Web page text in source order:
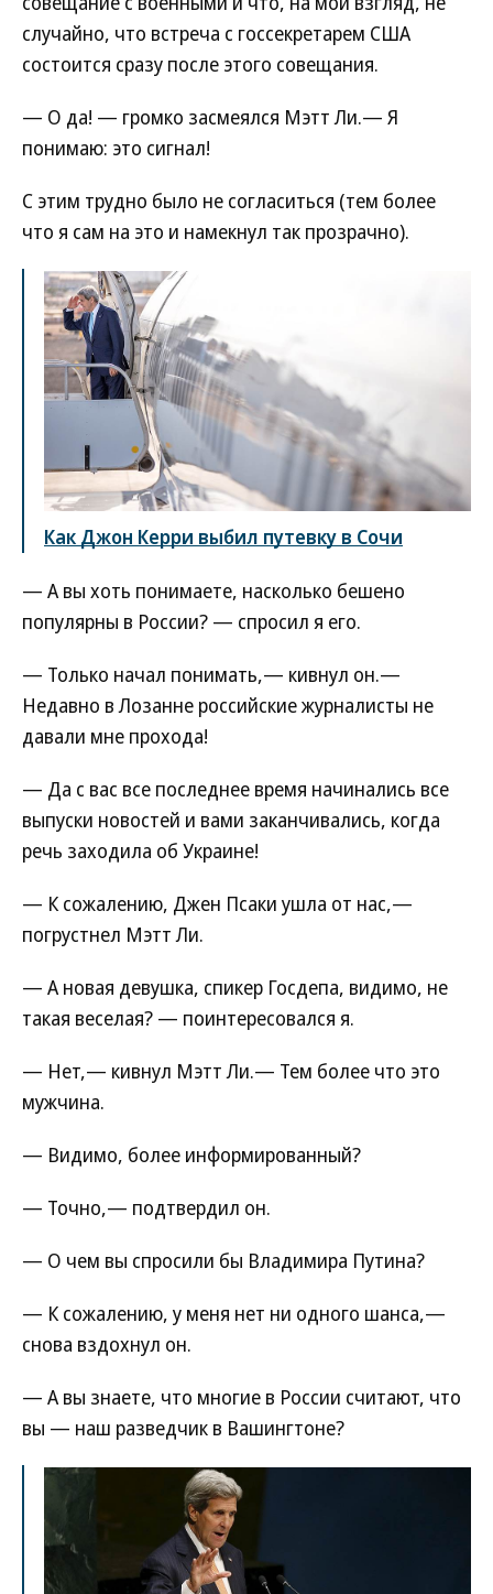
случайно, что встреча с госсекретарем США
состоится сразу после этого совещания.
— О да! — громко засмеялся Мэтт Ли.— Я
понимаю: это сигнал!
С этим трудно было не согласиться (тем более
что я сам на это и намекнул так прозрачно).
Как Джон Керри выбил путевку в Сочи
— А вы хоть понимаете, насколько бешено
популярны в России? — спросил я его.
— Только начал понимать,— кивнул он.—
Недавно в Лозанне российские журналисты не
давали мне прохода!
— Да с вас все последнее время начинались все
выпуски новостей и вами заканчивались, когда
речь заходила об Украине!
— К сожалению, Джен Псаки ушла от нас,—
погрустнел Мэтт Ли.
— А новая девушка, спикер Госдепа, видимо, не
такая веселая? — поинтересовался я.
— Нет,— кивнул Мэтт Ли.— Тем более что это
мужчина.
— Видимо, более информированный?
— Точно,— подтвердил он.
— О чем вы спросили бы Владимира Путина?
— К сожалению, у меня нет ни одного шанса,—
снова вздохнул он.
— А вы знаете, что многие в России считают, что
вы — наш разведчик в Вашингтоне?